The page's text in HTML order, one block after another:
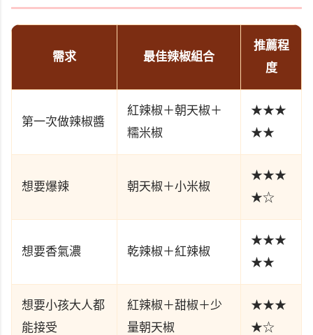
需求 最佳辣椒組合
推薦程
度
第一次做辣椒醬
紅辣椒＋朝天椒＋
糯米椒
★★★
★★
想要爆辣 朝天椒＋小米椒
★★★
★☆
想要香氣濃 乾辣椒＋紅辣椒
★★★
★★
想要小孩大人都
能接受
紅辣椒＋甜椒＋少
量朝天椒
★★★
★☆